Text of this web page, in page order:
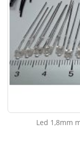
Led 1,8mm